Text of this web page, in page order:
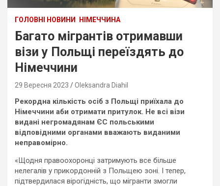
ГОЛОВНІ НОВИНИ НІМЕЧЧИНА
Багато мігрантів отримавши
візи у Польщі переїздять до
Німеччини
29 Вересня 2023 Oleksandra Diahil
Рекордна кількість осіб з Польщі приїхала до
Німеччини аби отримати притулок. Не всі візи
видані негромадянам ЄС польськими
відповідними органами вважають виданими
неправомірно.
«Щодня правоохоронці затримують все більше
нелегалів у прикордонній з Польщею зоні. І тепер,
підтвердилася вірогідність, що мігранти змогли